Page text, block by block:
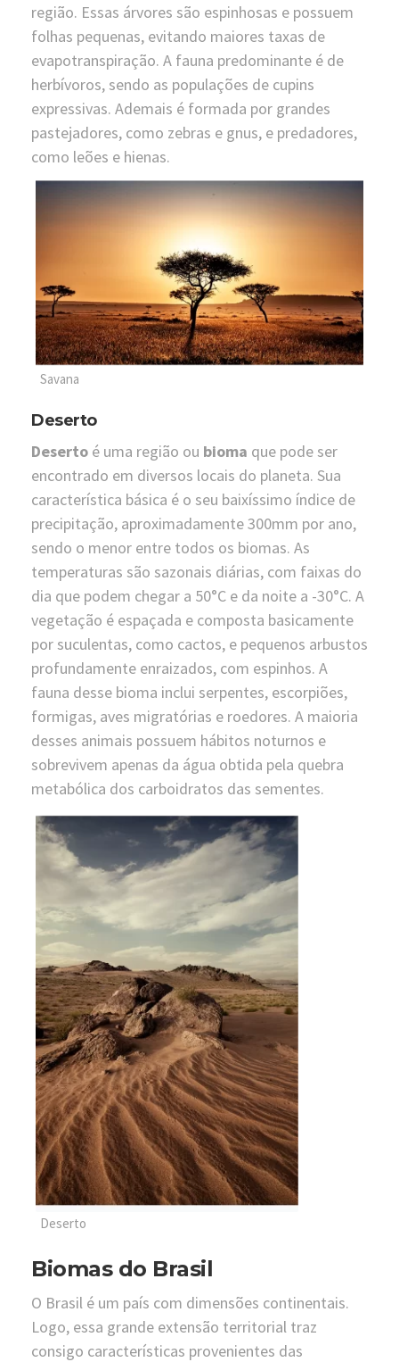
região. Essas árvores são espinhosas e possuem
folhas pequenas, evitando maiores taxas de
evapotranspiração. A fauna predominante é de
herbívoros, sendo as populações de cupins
expressivas. Ademais é formada por grandes
pastejadores, como zebras e gnus, e predadores,
como leões e hienas.
Savana
Deserto
Deserto é uma região ou bioma que pode ser
encontrado em diversos locais do planeta. Sua
característica básica é o seu baixíssimo índice de
precipitação, aproximadamente 300mm por ano,
sendo o menor entre todos os biomas. As
temperaturas são sazonais diárias, com faixas do
dia que podem chegar a 50°C e da noite a -30°C. A
vegetação é espaçada e composta basicamente
por suculentas, como cactos, e pequenos arbustos
profundamente enraizados, com espinhos. A
fauna desse bioma inclui serpentes, escorpiões,
formigas, aves migratórias e roedores. A maioria
desses animais possuem hábitos noturnos e
sobrevivem apenas da água obtida pela quebra
metabólica dos carboidratos das sementes.
Deserto
Biomas do Brasil
O Brasil é um país com dimensões continentais.
Logo, essa grande extensão territorial traz
consigo características provenientes das